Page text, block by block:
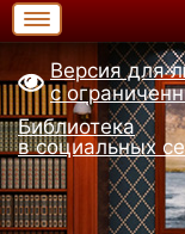
Версия для
с
Библиотека
в социальных